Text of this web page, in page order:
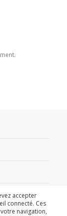
accepter
connecté. Ces
navigation,